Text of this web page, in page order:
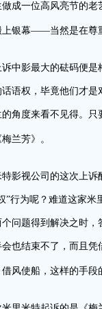
成一位高风亮节的
上银幕——当然是在尊
中影最大的砝码便
语权，毕竟他们才
的角度来看不见得。
兰芳》。
影视公司的这次上
”行为呢？难道这家
问题得到解决之时
也结束不了，而且
风使船，这样的手段